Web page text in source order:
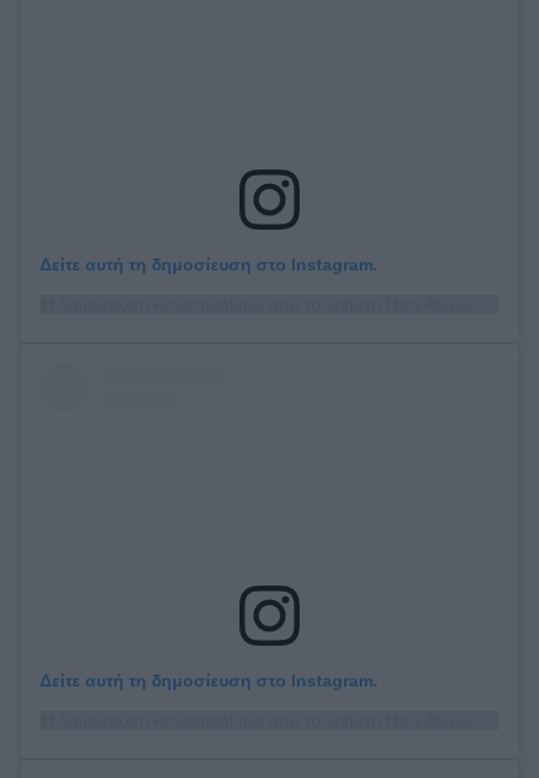
Δείτε αυτή τη δημοσίευση στο Instagram.
Δείτε αυτή τη δημοσίευση στο Instagram.